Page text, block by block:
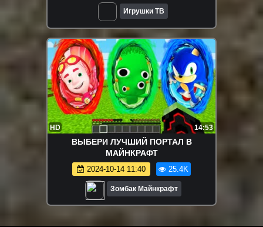
Игрушки ТВ
HD 14:53
ВЫБЕРИ ЛУЧШИЙ ПОРТАЛ В
МАЙНКРАФТ
2024-10-14 11:40 25.4K
Зомбак Майнкрафт